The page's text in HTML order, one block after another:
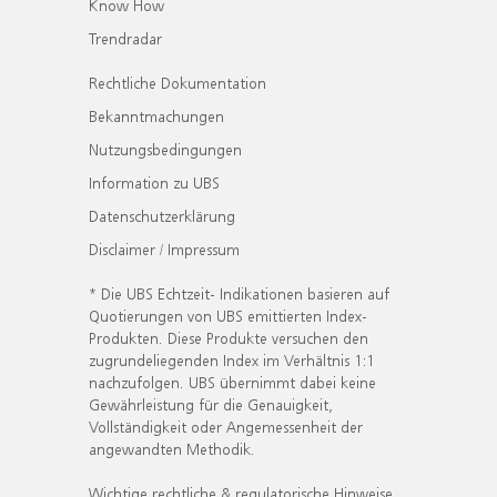
Know How
Trendradar
Rechtliche Dokumentation
Bekanntmachungen
Nutzungsbedingungen
Information zu UBS
Datenschutzerklärung
Disclaimer / Impressum
* Die UBS Echtzeit- Indikationen basieren auf
Quotierungen von UBS emittierten Index-
Produkten. Diese Produkte versuchen den
zugrundeliegenden Index im Verhältnis 1:1
nachzufolgen. UBS übernimmt dabei keine
Gewährleistung für die Genauigkeit,
Vollständigkeit oder Angemessenheit der
angewandten Methodik.